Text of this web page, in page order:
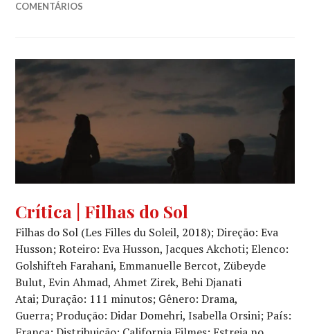
COMENTÁRIOS
CINEMA,
CRÍTICA
CINEMATOGRÁFICA
Crítica | Filhas do Sol
Filhas do Sol (Les Filles du Soleil, 2018); Direção: Eva
Husson; Roteiro: Eva Husson, Jacques Akchoti; Elenco:
Golshifteh Farahani, Emmanuelle Bercot, Zübeyde
Bulut, Evin Ahmad, Ahmet Zirek, Behi Djanati
Atai; Duração: 111 minutos; Gênero: Drama,
Guerra; Produção: Didar Domehri, Isabella Orsini; País: